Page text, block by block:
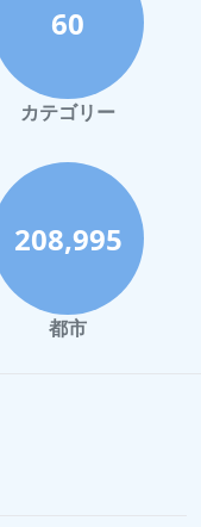
60
カテゴリー
208,995
都市